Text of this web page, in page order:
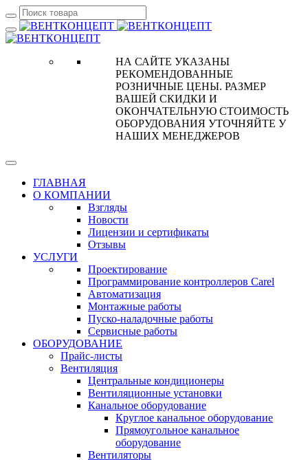
НА САЙТЕ УКАЗАНЫ
РЕКОМЕНДОВАННЫЕ
РОЗНИЧНЫЕ ЦЕНЫ. РАЗМЕР
ВАШЕЙ СКИДКИ И
ОКОНЧАТЕЛЬНУЮ СТОИМОСТЬ
ОБОРУДОВАНИЯ УТОЧНЯЙТЕ У
НАШИХ МЕНЕДЖЕРОВ
ГЛАВНАЯ
О КОМПАНИИ
Взгляды
Новости
Лицензии и сертификаты
Отзывы
УСЛУГИ
Проектирование
Программирование контроллеров Carel
Автоматизация
Монтажные работы
Пуско-наладочные работы
Сервисные работы
ОБОРУДОВАНИЕ
Прайс-листы
Вентиляция
Центральные кондиционеры
Вентиляционные установки
Канальное оборудование
Круглое канальное оборудование
Прямоугольное канальное
оборудование
Вентиляторы